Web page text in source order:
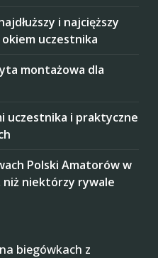
i najcięższy
uczestnika
montażowa dla
uczestnika i praktyczne
Polski Amatorów w
niż niektórzy rywale
biegówkach z